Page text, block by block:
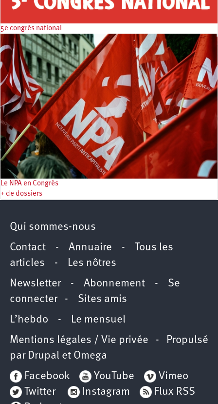
5e congrès national
Le NPA en Congrès
+ de dossiers
Qui sommes-nous
Contact - Annuaire -
Tous les
articles - Les nôtres
Newsletter- Abonnement - Se
connecter- Sites amis
L’hebdo - Le mensuel
Mentions légales / Vie privée - Propulsé
par Drupal et Omega
Facebook
YouTube
Vimeo
Twitter
Instagram
Flux RSS